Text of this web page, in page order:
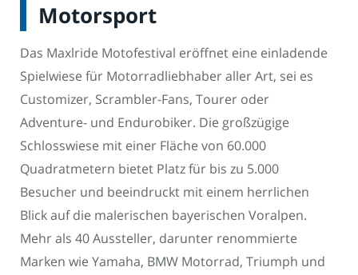
Motorsport
Das Maxlride Motofestival eröffnet eine einladende
Spielwiese für Motorradliebhaber aller Art, sei es
Customizer, Scrambler-Fans, Tourer oder
Adventure- und Endurobiker. Die großzügige
Schlosswiese mit einer Fläche von 60.000
Quadratmetern bietet Platz für bis zu 5.000
Besucher und beeindruckt mit einem herrlichen
Blick auf die malerischen bayerischen Voralpen.
Mehr als 40 Aussteller, darunter renommierte
Marken wie Yamaha, BMW Motorrad, Triumph und